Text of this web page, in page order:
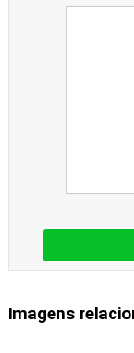
Imagens